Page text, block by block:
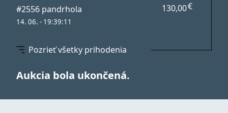
#2556 pandrhola
14. 06. - 19:39:11
130,00€
Pozrieť všetky prihodenia
Aukcia bola ukončená.